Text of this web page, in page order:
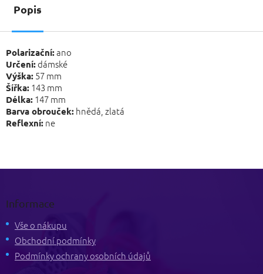
Popis
Polarizační:ano
Určení:dámské
Výška: 57 mm
Šířka: 143 mm
Délka: 147 mm
Barva obrouček: hnědá, zlatá
Reflexní: ne
Informace
Vše o nákupu
Obchodní podmínky
Podmínky ochrany osobních údajů